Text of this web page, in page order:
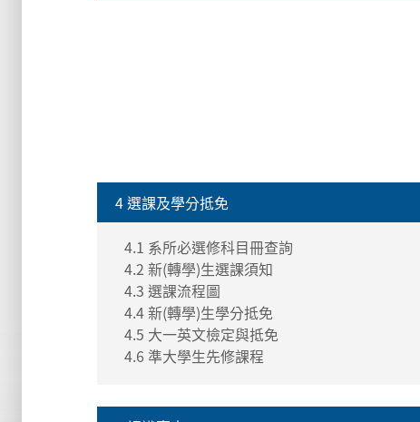
4 選課及學分抵免
4.1 系所必選修科目冊查詢
4.2 新(轉學)生選課須知
4.3 選課流程圖
4.4 新(轉學)生學分抵免
4.5 大一英文檢定與抵免
4.6 準大學生先修課程